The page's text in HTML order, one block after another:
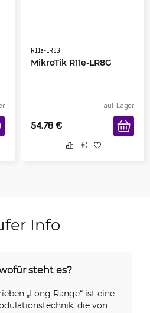
R11e-LR8G
MikroTik R11e-LR8G
auf Lager
54.78 €
Info
steht es?
„Long Range“ ist eine
die von